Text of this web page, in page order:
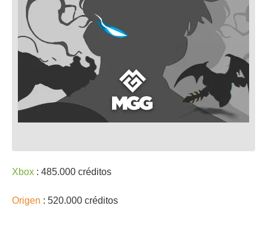
Xbox : 485.000 créditos
Origen : 520.000 créditos